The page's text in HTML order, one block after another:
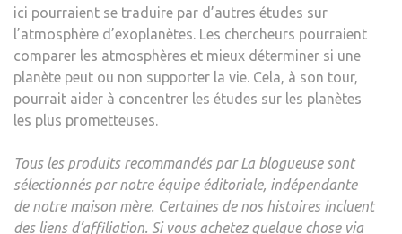
ici pourraient se traduire par d’autres études sur
l’atmosphère d’exoplanètes. Les chercheurs pourraient
comparer les atmosphères et mieux déterminer si une
planète peut ou non supporter la vie. Cela, à son tour,
pourrait aider à concentrer les études sur les planètes
les plus prometteuses.
Tous les produits recommandés par La blogueuse sont
sélectionnés par notre équipe éditoriale, indépendante
de notre maison mère. Certaines de nos histoires incluent
des liens d’affiliation. Si vous achetez quelque chose via